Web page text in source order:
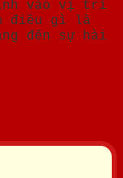
vào vị trí
điều gì là
đến sự hài